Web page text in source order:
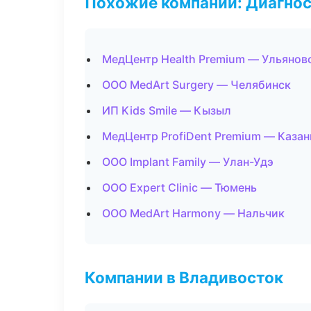
МедЦентр Health Premium —
ООО MedArt Surgery — Челябинск
ИП Kids Smile — Кызыл
МедЦентр ProfiDent Premium —
ООО Implant Family — Улан-Удэ
ООО Expert Clinic — Тюмень
ООО MedArt Harmony — Нальчик
Компании в Владивосток